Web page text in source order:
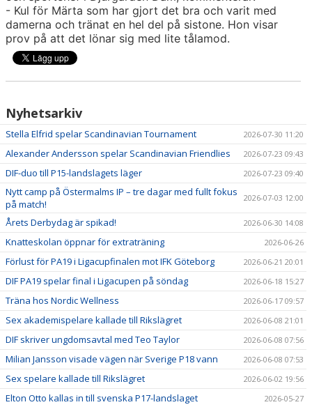
- Kul för Märta som har gjort det bra och varit med
damerna och tränat en hel del på sistone. Hon visar
prov på att det lönar sig med lite tålamod.
Nyhetsarkiv
Stella Elfrid spelar Scandinavian Tournament 2026-07-30 11:20
Alexander Andersson spelar Scandinavian Friendlies 2026-07-23 09:43
DIF-duo till P15-landslagets läger 2026-07-23 09:40
Nytt camp på Östermalms IP – tre dagar med fullt fokus
på match!
2026-07-03 12:00
Årets Derbydag är spikad! 2026-06-30 14:08
Knatteskolan öppnar för extraträning 2026-06-26
Förlust för PA19 i Ligacupfinalen mot IFK Göteborg 2026-06-21 20:01
DIF PA19 spelar final i Ligacupen på söndag 2026-06-18 15:27
Träna hos Nordic Wellness 2026-06-17 09:57
Sex akademispelare kallade till Rikslägret 2026-06-08 21:01
DIF skriver ungdomsavtal med Teo Taylor 2026-06-08 07:56
Milian Jansson visade vägen när Sverige P18 vann 2026-06-08 07:53
Sex spelare kallade till Rikslägret 2026-06-02 19:56
Elton Otto kallas in till svenska P17-landslaget 2026-05-27